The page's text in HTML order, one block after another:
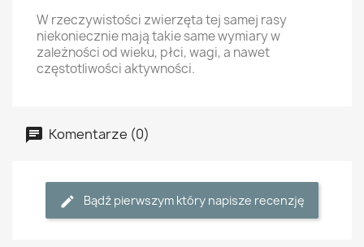
W rzeczywistości zwierzęta tej samej rasy
niekoniecznie mają takie same wymiary w
zależności od wieku, płci, wagi, a nawet
częstotliwości aktywności.
Komentarze (0)
Bądź pierwszym który napisze recenzję